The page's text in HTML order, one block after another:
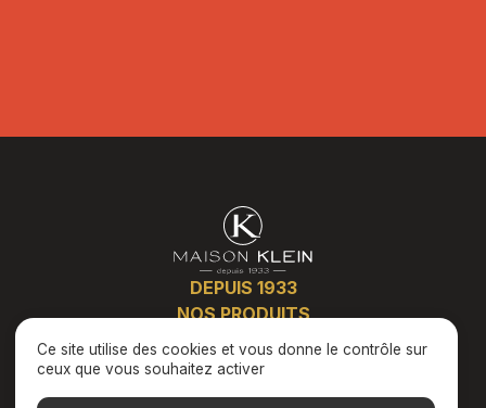
DEPUIS 1933
NOS PRODUITS
PLATS CUISINÉS
ÉVÈNEMENTS
Ce site utilise des cookies et vous donne le contrôle sur
ceux que vous souhaitez activer